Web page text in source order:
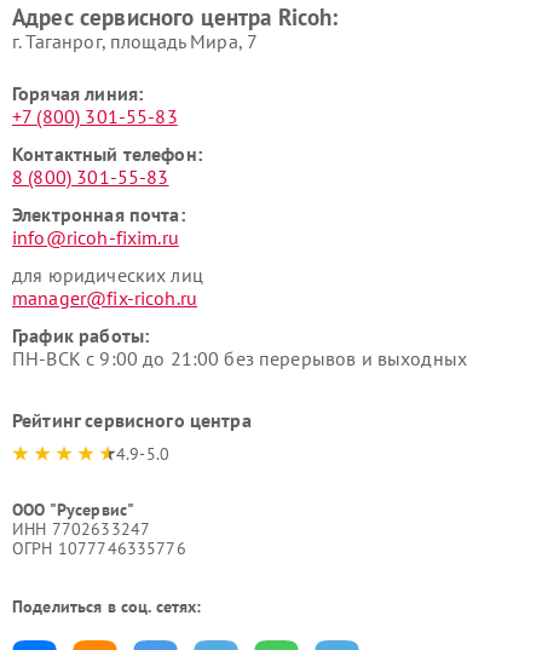
Адрес сервисного центра Ricoh:
г. Таганрог, площадь Мира, 7
Горячая линия:
+7 (800) 301-55-83
Контактный телефон:
8 (800) 301-55-83
Электронная почта:
info@ricoh-fixim.ru
для юридических лиц
manager@fix-ricoh.ru
График работы:
ПН-ВСК с 9:00 до 21:00 без перерывов и выходных
Рейтинг сервисного центра
4.9-5.0
ООО "Русервис"
ИНН 7702633247
ОГРН 1077746335776
Поделиться в соц. сетях: